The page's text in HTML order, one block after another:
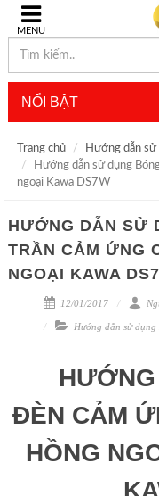
MENU
NỔI BẬT
Trang chủ
Hướng dẫn sử
Hướng dẫn sử dụng
ngoại Kawa DS7W
HƯỚNG DẪN SỬ
TRẦN CẢM ỨNG
NGOẠI KAWA
12/01/2017
Hướng dẫn sử dụng
ĐÈN CẢM
HỒNG